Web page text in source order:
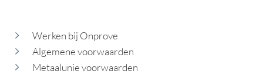
Werken bij Onprove
Algemene voorwaarden
Metaalunie voorwaarden